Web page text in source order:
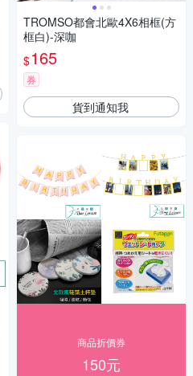
TROMSO都會北歐4X6相框(方
框白)-深咖
$165
券
貨到通知我
商品折價券
150元